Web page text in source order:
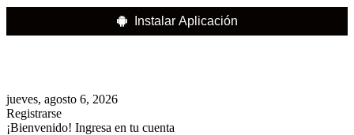
Instalar Aplicación
jueves, agosto 6, 2026
Registrarse
¡Bienvenido! Ingresa en tu cuenta